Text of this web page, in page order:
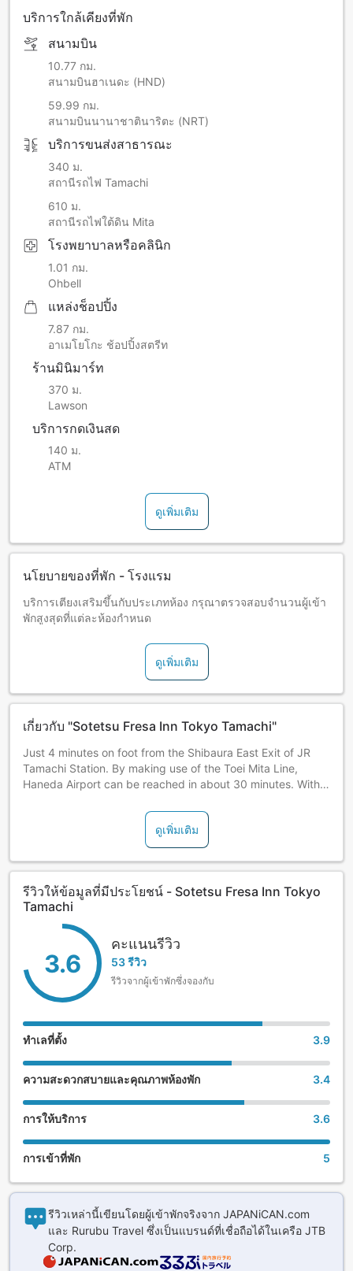
บริการใกล้เคียงที่พัก
สนามบิน
10.77 กม.
สนามบินฮาเนดะ (HND)
59.99 กม.
สนามบินนานาชาตินาริตะ (NRT)
บริการขนส่งสาธารณะ
340 ม.
สถานีรถไฟ Tamachi
610 ม.
สถานีรถไฟใต้ดิน Mita
โรงพยาบาลหรือคลินิก
1.01 กม.
Ohbell
แหล่งช็อปปิ้ง
7.87 กม.
อาเมโยโกะ ช้อปปิ้งสตรีท
ร้านมินิมาร์ท
370 ม.
Lawson
บริการกดเงินสด
140 ม.
ATM
ดูเพิ่มเติม
นโยบายของที่พัก - โรงแรม
บริการเตียงเสริมขึ้นกับประเภทห้อง กรุณาตรวจสอบจำนวนผู้เข้า
พักสูงสุดที่แต่ละห้องกำหนด
ดูเพิ่มเติม
เกี่ยวกับ "Sotetsu Fresa Inn Tokyo Tamachi"
Just 4 minutes on foot from the Shibaura East Exit of JR
Tamachi Station. By making use of the Toei Mita Line,
Haneda Airport can be reached in about 30 minutes. With
the perfect location to stay in, giving great access to the
city, as well as the rest of the country via shinkansen (bullet
train) from JR Shinagawa Station.
ดูเพิ่มเติม
รีวิวให้ข้อมูลที่มีประโยชน์ - Sotetsu Fresa Inn Tokyo
Tamachi
3.6
คะแนนรีวิว
53 รีวิว
รีวิวจากผู้เข้าพักซึ่งจองกับ
ทำเลที่ตั้ง 3.9
ความสะดวกสบายและคุณภาพห้องพัก 3.4
การให้บริการ 3.6
การเข้าที่พัก 5
รีวิวเหล่านี้เขียนโดยผู้เข้าพักจริงจาก JAPANiCAN.com
และ Rurubu Travel ซึ่งเป็นแบรนด์ที่เชื่อถือได้ในเครือ JTB
Corp.